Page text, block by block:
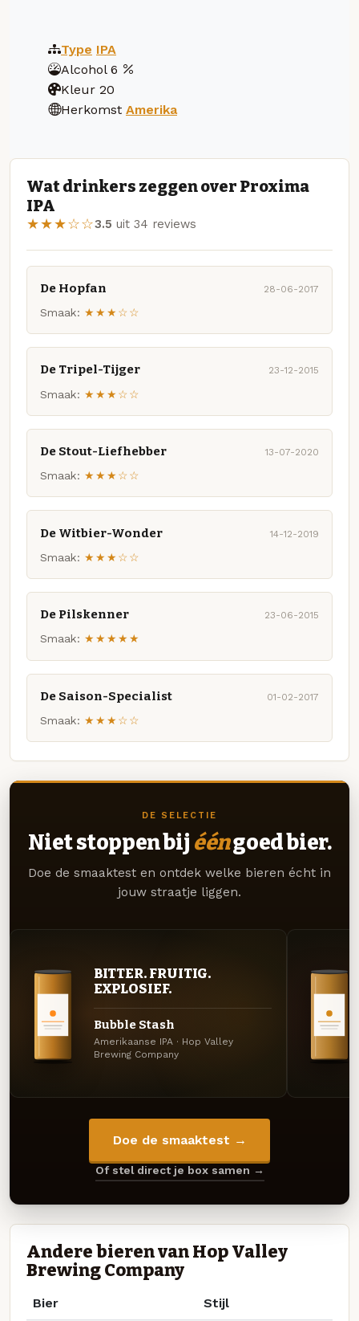
Type IPA
Alcohol 6
Kleur 20
Herkomst Amerika
Wat drinkers zeggen over Proxima
IPA
★★★☆☆3.5 uit 34 reviews
De Hopfan 28-06-2017
Smaak: ★★★☆☆
De Tripel-Tijger 23-12-2015
Smaak: ★★★☆☆
De Stout-Liefhebber 13-07-2020
Smaak: ★★★☆☆
De Witbier-Wonder 14-12-2019
Smaak: ★★★☆☆
De Pilskenner 23-06-2015
Smaak: ★★★★★
De Saison-Specialist 01-02-2017
Smaak: ★★★☆☆
DE SELECTIE
Niet stoppen bij ééngoed bier.
Doe de smaaktest en ontdek welke bieren écht in
jouw straatje liggen.
BITTER. FRUITIG.
EXPLOSIEF.
Bubble Stash
Amerikaanse IPA · Hop Valley
Brewing Company
Doe de smaaktest →
Of stel direct je box samen →
Andere bieren van Hop Valley
Brewing Company
Bier Stijl